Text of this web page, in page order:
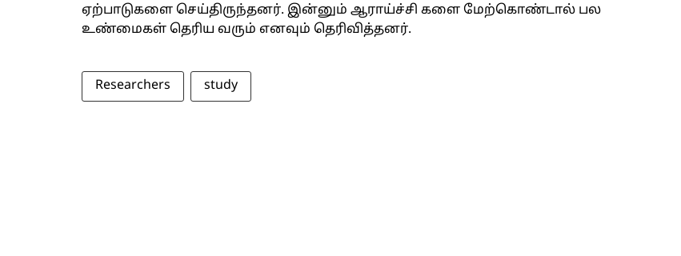
ஏற்பாடுகளை செய்திருந்தனர். இன்னும் ஆராய்ச்சி களை மேற்கொண்டால் பல
உண்மைகள் தெரிய வரும் எனவும் தெரிவித்தனர்.
Researchers study